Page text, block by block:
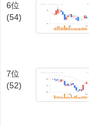
6位
(54)
7位
(52)